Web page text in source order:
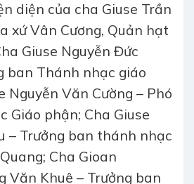
diện của cha Giuse Trần
xứ Vân Cương, Quản hạt
Giuse Nguyễn Đức
ban Thánh nhạc giáo
Nguyễn Văn Cường – Phó
Giáo phận; Cha Giuse
– Trưởng ban thánh nhạc
Cha Gioan
Văn Khuê – Trưởng ban